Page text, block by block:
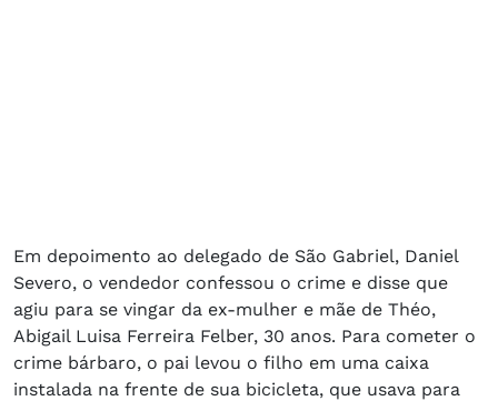
Em depoimento ao delegado de São Gabriel, Daniel
Severo, o vendedor confessou o crime e disse que
agiu para se vingar da ex-mulher e mãe de Théo,
Abigail Luisa Ferreira Felber, 30 anos. Para cometer o
crime bárbaro, o pai levou o filho em uma caixa
instalada na frente de sua bicicleta, que usava para